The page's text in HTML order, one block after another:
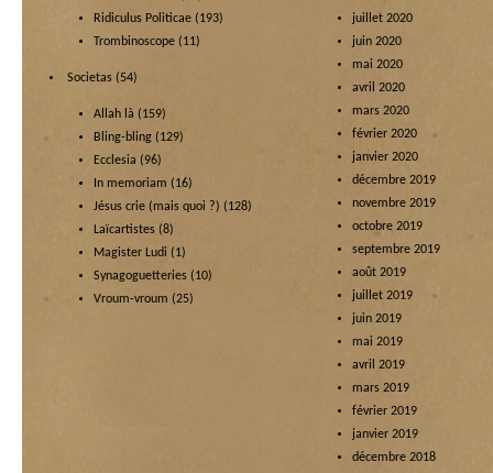
Ridiculus Politicae (193)
Trombinoscope (11)
Societas (54)
Allah là (159)
Bling-bling (129)
Ecclesia (96)
In memoriam (16)
Jésus crie (mais quoi ?) (128)
Laïcartistes (8)
Magister Ludi (1)
Synagoguetteries (10)
Vroum-vroum (25)
juillet 2020
juin 2020
mai 2020
avril 2020
mars 2020
février 2020
janvier 2020
décembre 2019
novembre 2019
octobre 2019
septembre 2019
août 2019
juillet 2019
juin 2019
mai 2019
avril 2019
mars 2019
février 2019
janvier 2019
décembre 2018